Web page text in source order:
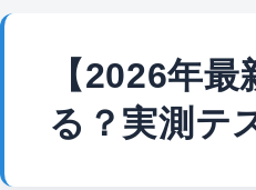
【2026年
る？実測テ